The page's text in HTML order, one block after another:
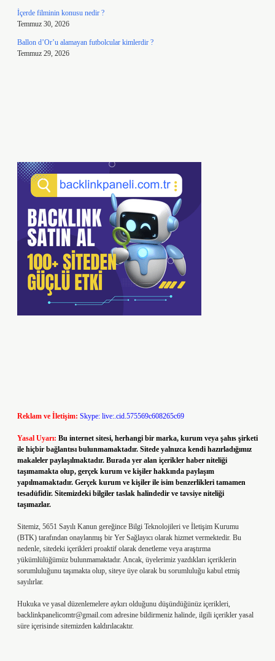
İçerde filminin konusu nedir ?
Temmuz 30, 2026
Ballon d’Or’u alamayan futbolcular kimlerdir ?
Temmuz 29, 2026
Reklam ve İletişim: Skype: live:.cid.575569c608265c69
Yasal Uyarı: Bu internet sitesi, herhangi bir marka, kurum veya şahıs şirketi
ile hiçbir bağlantısı bulunmamaktadır. Sitede yalnızca kendi hazırladığımız
makaleler paylaşılmaktadır. Burada yer alan içerikler haber niteliği
taşımamakta olup, gerçek kurum ve kişiler hakkında paylaşım
yapılmamaktadır. Gerçek kurum ve kişiler ile isim benzerlikleri tamamen
tesadüfidir. Sitemizdeki bilgiler taslak halindedir ve tavsiye niteliği
taşımazlar.
Sitemiz, 5651 Sayılı Kanun gereğince Bilgi Teknolojileri ve İletişim Kurumu
(BTK) tarafından onaylanmış bir Yer Sağlayıcı olarak hizmet vermektedir. Bu
nedenle, sitedeki içerikleri proaktif olarak denetleme veya araştırma
yükümlülüğümüz bulunmamaktadır. Ancak, üyelerimiz yazdıkları içeriklerin
sorumluluğunu taşımakta olup, siteye üye olarak bu sorumluluğu kabul etmiş
sayılırlar.
Hukuka ve yasal düzenlemelere aykırı olduğunu düşündüğünüz içerikleri,
backlinkpanelicomtr@gmail.com adresine bildirmeniz halinde, ilgili içerikler yasal
süre içerisinde sitemizden kaldırılacaktır.